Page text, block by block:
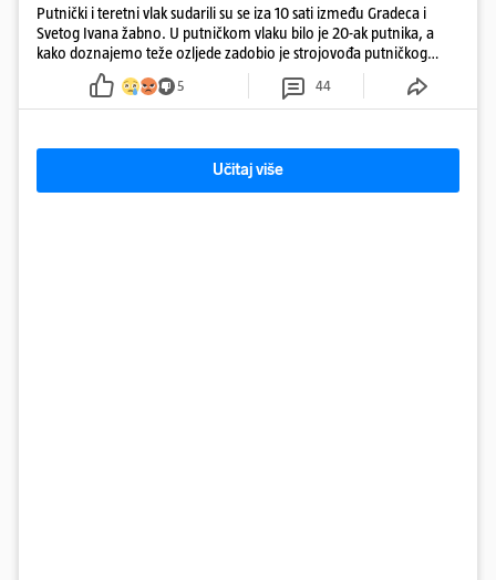
Putnički i teretni vlak sudarili su se iza 10 sati između Gradeca i
Svetog Ivana žabno. U putničkom vlaku bilo je 20-ak putnika, a
kako doznajemo teže ozljede zadobio je strojovođa putničkog
vlaka. Zatvoren je promet, a fotoreporteri Prigorskog objavili su
prve snimke s mjesta sudara
5 44
Učitaj više